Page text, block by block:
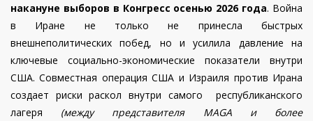
накануне выборов в Конгресс осенью 2026 года. Война
в Иране не только не принесла быстрых
внешнеполитических побед, но и усилила давление на
ключевые социально-экономические показатели внутри
США. Совместная операция США и Израиля против Ирана
создает риски раскол внутри самого республиканского
лагеря (между представителя MAGA и более